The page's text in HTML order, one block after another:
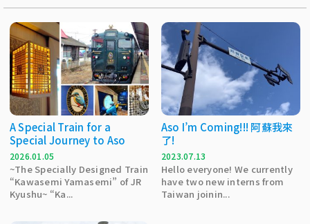
A Special Train for a
Special Journey to Aso
2026.01.05
~The Specially Designed Train
“Kawasemi Yamasemi” of JR
Kyushu~ “Ka...
Aso I’m Coming!!! 阿蘇我來
了!
2023.07.13
Hello everyone! We currently
have two new interns from
Taiwan joinin...